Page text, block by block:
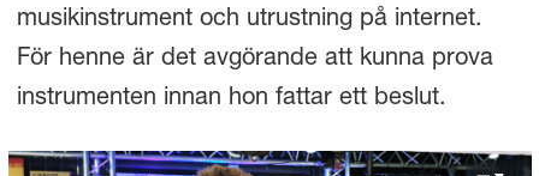
musikinstrument och utrustning på internet.
För henne är det avgörande att kunna prova
instrumenten innan hon fattar ett beslut.